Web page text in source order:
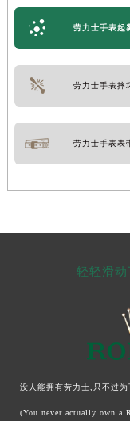
劳力士手表起
劳力士手表摔
劳力士手表表
轻轻滑
没人能拥有劳力士,只不过
(You never actually own a